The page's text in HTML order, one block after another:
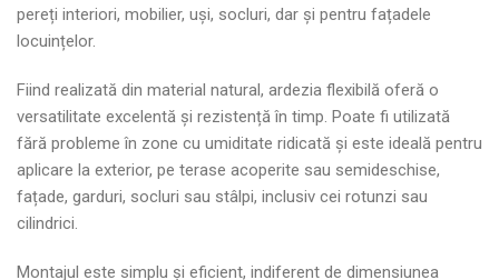
pereți interiori, mobilier, uși, socluri, dar și pentru fațadele
locuințelor.
Fiind realizată din material natural, ardezia flexibilă oferă o
versatilitate excelentă și rezistență în timp. Poate fi utilizată
fără probleme în zone cu umiditate ridicată și este ideală pentru
aplicare la exterior, pe terase acoperite sau semideschise,
fațade, garduri, socluri sau stâlpi, inclusiv cei rotunzi sau
cilindrici.
Montajul este simplu și eficient, indiferent de dimensiunea